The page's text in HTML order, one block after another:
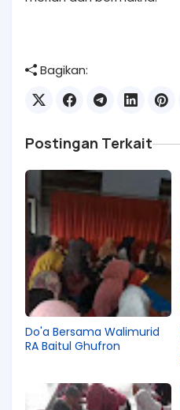
Bagikan:
Postingan Terkait
Do'a Bersama Walimurid
RA Baitul Ghufron